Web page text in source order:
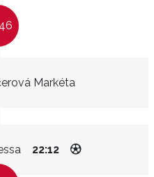
Markéta
22:12